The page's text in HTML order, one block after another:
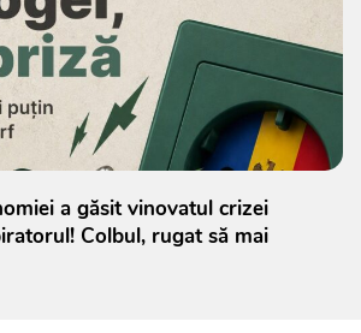
a găsit vinovatul crizei
Colbul, rugat să mai